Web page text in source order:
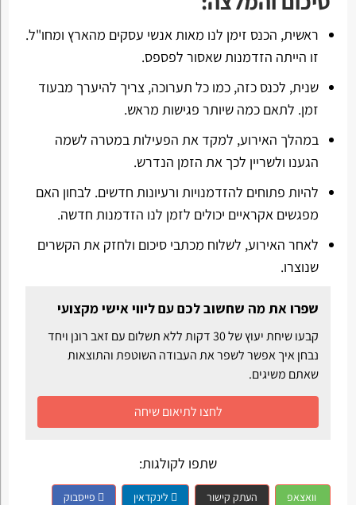
ראשית, הכנס זימן לנו מאות אנשי עסקים מהארץ ומחו"ל.
זו הייתה הזדמנות שאסור לפספס.
שנית, לכנס כזה, כמו כל תערוכה, צריך להיערך מבעוד
זמן. לתאם כמה שיותר פגישות מראש.
במהלך האירוע, למקד את הפעילות במטרה לשמה
הגענו ולשריין לכך את הזמן הנדרש.
להיות פתוחים להזדמנויות ורעיונות חדשים. לבחון האם
מפגשים אקראיים יכולים לזמן לנו הזדמנות חדשה.
לאחר האירוע, לשלוח מכתבי סיכום ולחזק את הקשרים
שנוצרו.
שפרו את מה שחשוב לכם עם ליווי אישי מקצועי
קבעו שיחת יעוץ של 30 דקות ללא תשלום עם זאב רונן ויחד
נבחן איך אפשר לשפר את העבודה השוטפת והתוצאות
שאתם משיגים.
לחצו לתיאום שיחה
שתפו לקולגות:
וואצאפ העתק קישור לינקדאין פייסבוק